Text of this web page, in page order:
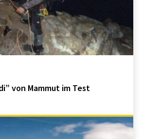
von Mammut im Test